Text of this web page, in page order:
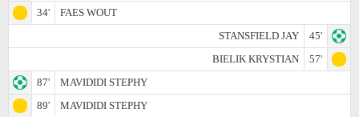
34'
FAES WOUT
STANSFIELD JAY
45'
BIELIK KRYSTIAN
57'
87'
MAVIDIDI STEPHY
89'
MAVIDIDI STEPHY